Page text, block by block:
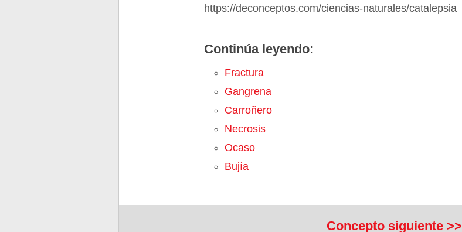
https://deconceptos.com/ciencias-naturales/catalepsia
Continúa leyendo:
Fractura
Gangrena
Carroñero
Necrosis
Ocaso
Bujía
Concepto siguiente >>